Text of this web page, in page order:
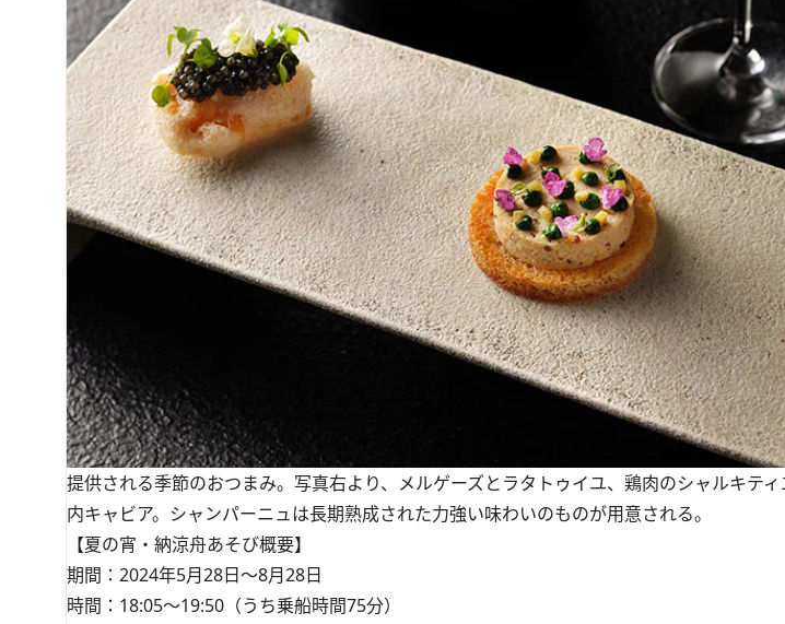
提供される季節のおつまみ。写真右より、メルゲーズとラタトゥイユ、鶏肉のシャルキテ
内キャビア。シャンパーニュは長期熟成された力強い味わいのものが用意される。
【夏の宵・納涼舟あそび概要】
期間：2024年5月28日～8月28日
時間：18:05～19:50（うち乗船時間75分）